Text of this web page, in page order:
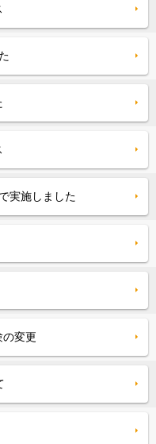
実施しました
の変更